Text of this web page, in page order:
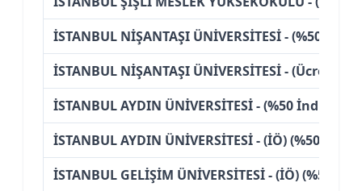
İSTANBUL NİŞANTAŞI ÜNİVERSİTESİ - (%50
İSTANBUL NİŞANTAŞI ÜNİVERSİTESİ - (Ücretli)
İSTANBUL AYDIN ÜNİVERSİTESİ - (%50 İndirimli)
İSTANBUL AYDIN ÜNİVERSİTESİ - (İÖ) (%50
İSTANBUL GELİŞİM ÜNİVERSİTESİ - (İÖ) (%50